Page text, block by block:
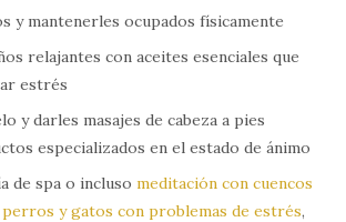
y mantenerles ocupados físicamente
relajantes con aceites esenciales que
estrés
y darles masajes de cabeza a pies
especializados en el estado de ánimo
de spa o incluso meditación con cuencos
perros y gatos con problemas de estrés,